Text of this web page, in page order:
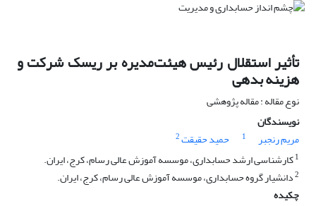
تأثیر استقلال رئیس هیئت‌مدیره بر ریسک شرکت و
هزینه بدهی
نوع مقاله : مقاله پژوهشی
نویسندگان
مریم رنجبر
1 حمید حقیقت2
1کارشناسی ارشد حسابداری، موسسه آموزش عالی رسام، کرج، ایران.
2دانشیار گروه حسابداری، موسسه آموزش عالی رسام، کرج، ایران.
چکیده